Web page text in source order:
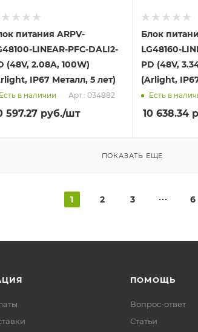
питания ARPV-
LINEAR-PFC-DALI2-
(48V, 2.08A, 100W)
IP67 Металл, 5 лет)
Есть в наличии Арт.: 034882
597.27руб./шт
Блок
LG48160-
PD (48V,
(Arlight,
Есть в
10 638.34
ПОКАЗАТЬ ЕЩЕ
1 2 3 6
ПОМОЩЬ
Вопрос-ответ
Статьи